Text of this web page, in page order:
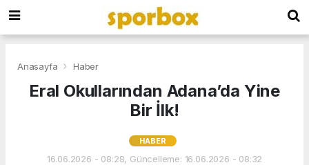
Anasayfa Haber
Eral Okullarından Adana’da Yine
Bir İlk!
HABER
16.06.2026 - 08:28, Güncelleme: 16.06.2026 - 08:32